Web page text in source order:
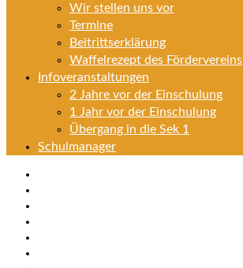
Wir stellen uns vor
Termine
Beitrittserklärung
Waffelrezept des Fördervereins
Infoveranstaltungen
2 Jahre vor der Einschulung
1 Jahr vor der Einschulung
Übergang in die Sek 1
Schulmanager